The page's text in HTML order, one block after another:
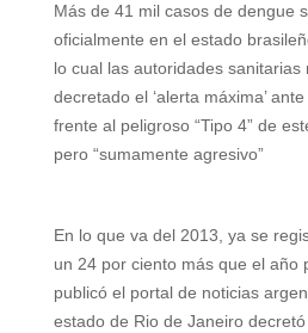
a
t
s
A
p
e
g
r
m
i
t
t
e
n
t
e
r
s
t
c
e
b
o
k
Más de 41 mil casos de dengue
oficialmente en el estado
lo cual las autoridades sanitarias
decretado el ‘alerta máxima’
frente al peligroso “Tipo 4” de
pero “sumamente agresivo”
En lo que va del 2013, ya se
un 24 por ciento más que el año
publicó el portal de noticias
estado de Rio de Janeiro